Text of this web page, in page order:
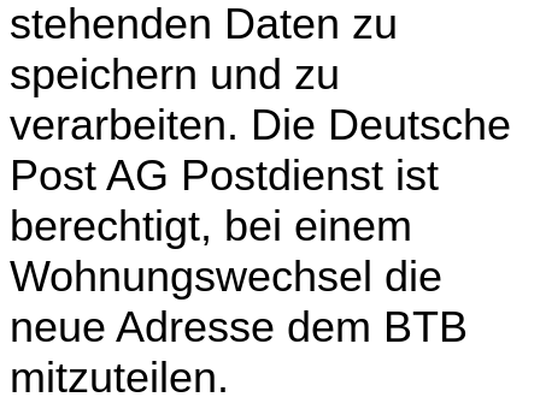
stehenden Daten zu
speichern und zu
verarbeiten. Die Deutsche
Post AG Postdienst ist
berechtigt, bei einem
Wohnungswechsel die
neue Adresse dem BTB
mitzuteilen.